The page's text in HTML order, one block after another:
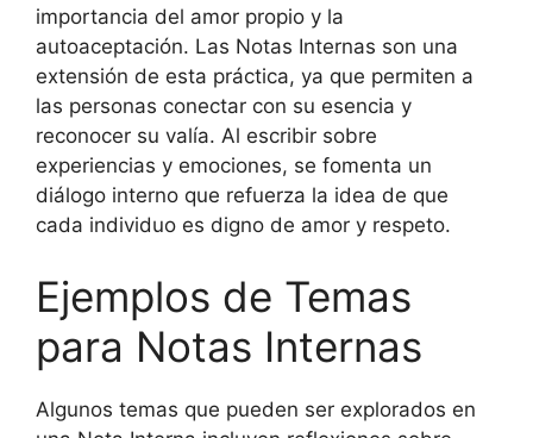
importancia del amor propio y la
autoaceptación. Las Notas Internas son una
extensión de esta práctica, ya que permiten a
las personas conectar con su esencia y
reconocer su valía. Al escribir sobre
experiencias y emociones, se fomenta un
diálogo interno que refuerza la idea de que
cada individuo es digno de amor y respeto.
Ejemplos de Temas
para Notas Internas
Algunos temas que pueden ser explorados en